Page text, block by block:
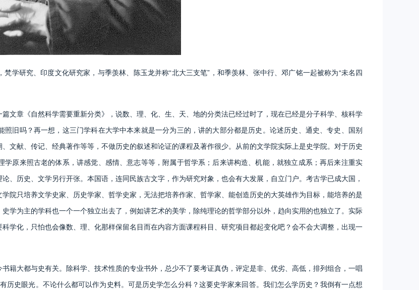
研究、印度文化研究家，与季羡林、陈玉龙并称“北大三支笔”，和季羡林、张中行、邓广铭一起被称为“未名四
章《自然科学需要重新分类》，说数、理、化、生、天、地的分类法已经过时了，现在已经是分子科学、核科学
旧吗？再一想，这三门学科在大学中本来就是一分为三的，讲的大部分都是历史。论述历史、通史、专史、国别
文献、传记、经典著作等等，不做历史的叙述和论证的课程及著作很少。从前的文学院实际上是史学院。对于历史
原来照古老的体系，讲感觉、感情、意志等等，附属于哲学系；后来讲构造、机能，就独立成系；再后来注重实
、历史、文学另行开张。本国语，连同民族古文字，作为研究对象，也会有大发展，自立门户。考古学已成大国，
院只培养文学史家、历史学家、哲学史家，无法把培养作家、哲学家、能创造历史的大英雄作为目标，能培养的是
学为主的学科也一个一个独立出去了，例如讲艺术的美学，除纯理论的哲学部分以外，趋向实用的也独立了。实际
学化，只怕也会像数、理、化那样保留名目而在内容方面课程科目、研究项目都起变化吧？会不会大调整，出现一
大都与史有关。除科学、技术性质的专业书外，总少不了要考证真伪，评定是非、优劣、高低，排列组合，一唱
历史眼光。不论什么都可以作为史料。可是历史学怎么分科？这要史学家来回答。我们怎么学历史？我倒有一点想